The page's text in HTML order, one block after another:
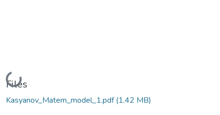
Loading...
Files
Kasyanov_Matem_model_1.pdf(1.42 MB)